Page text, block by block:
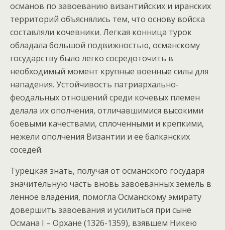
османов по завоеванию византийских и иранских
территорий объяснялись тем, что основу войска
составляли кочевники. Легкая конница турок
обладала большой подвижностью, османскому
государству было легко сосредоточить в
необходимый момент крупные военные силы для
нападения. Устойчивость патриархально-
феодальных отношений среди кочевых племен
делала их ополчения, отличавшимися высокими
боевыми качествами, сплоченными и крепкими,
нежели ополчения Византии и ее балканских
соседей.
Турецкая знать, получая от османского государя
значительную часть вновь завоеванных земель в
ленное владения, помогла Османскому эмирату
довершить завоевания и усилиться при сыне
Османа I – Орхане (1326-1359), взявшем Никею